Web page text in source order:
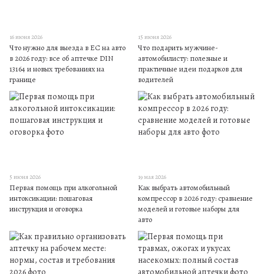
16 июня 2026
Что нужно для выезда в ЕС на авто
в 2026 году: все об аптечке DIN
13164 и новых требованиях на
границе
15 июня 2026
Что подарить мужчине-
автомобилисту: полезные и
практичные идеи подарков для
водителей
5 июня 2026
Первая помощь при алкогольной
интоксикации: пошаговая
инструкция и оговорка
19 мая 2026
Как выбрать автомобильный
компрессор в 2026 году: сравнение
моделей и готовые наборы для
авто